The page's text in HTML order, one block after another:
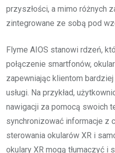
przyszłości, a mimo różnych
zintegrowane ze sobą pod
Flyme AIOS stanowi rdzeń,
połączenie smartfonów,
zapewniając klientom
usługi. Na przykład,
nawigacji za pomocą swoich
synchronizować informacje z
sterowania okularów XR i
okulary XR mogą tłumaczyć i